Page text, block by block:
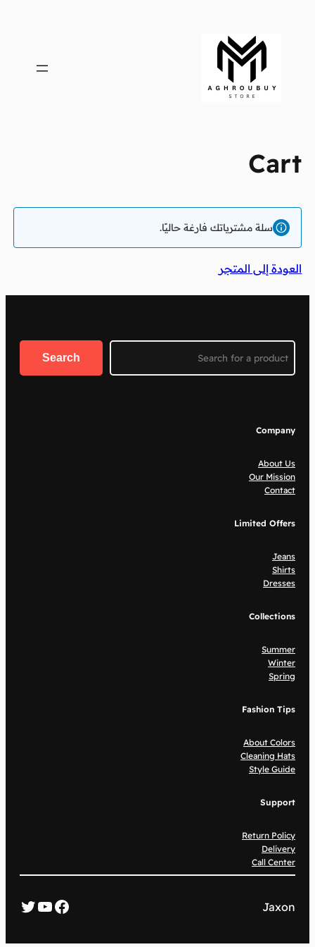
Cart
سلة مشترياتك فارغة حاليًا.
العودة إلى المتجر
Search
Company
About Us
Our Mission
Contact
Limited Offers
Jeans
Shirts
Dresses
Collections
Summer
Winter
Spring
Fashion Tips
About Colors
Cleaning Hats
Style Guide
Support
Return Policy
Delivery
Call Center
Jaxon